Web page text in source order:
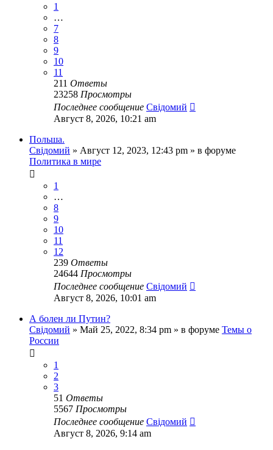
1
…
7
8
9
10
11
211 Ответы
23258 Просмотры
Последнее сообщение Свідомий
Август 8, 2026, 10:21 am
Польша.
Свідомий » Август 12, 2023, 12:43 pm » в форуме
Политика в мире
1
…
8
9
10
11
12
239 Ответы
24644 Просмотры
Последнее сообщение Свідомий
Август 8, 2026, 10:01 am
А болен ли Путин?
Свідомий » Май 25, 2022, 8:34 pm » в форуме Темы о
России
1
2
3
51 Ответы
5567 Просмотры
Последнее сообщение Свідомий
Август 8, 2026, 9:14 am